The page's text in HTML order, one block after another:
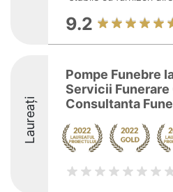
9.2
Laureați
Pompe Funebre
Servicii Funerare
Consultanta